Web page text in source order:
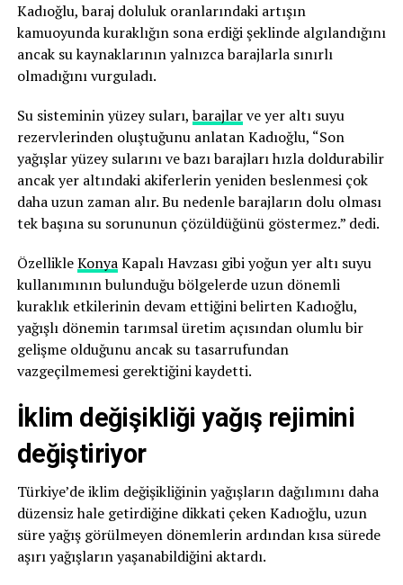
Kadıoğlu, baraj doluluk oranlarındaki artışın
kamuoyunda kuraklığın sona erdiği şeklinde algılandığını
ancak su kaynaklarının yalnızca barajlarla sınırlı
olmadığını vurguladı.
Su sisteminin yüzey suları,barajlarve yer altı suyu
rezervlerinden oluştuğunu anlatan Kadıoğlu, “Son
yağışlar yüzey sularını ve bazı barajları hızla doldurabilir
ancak yer altındaki akiferlerin yeniden beslenmesi çok
daha uzun zaman alır. Bu nedenle barajların dolu olması
tek başına su sorununun çözüldüğünü göstermez.” dedi.
ÖzellikleKonyaKapalı Havzası gibi yoğun yer altı suyu
kullanımının bulunduğu bölgelerde uzun dönemli
kuraklık etkilerinin devam ettiğini belirten Kadıoğlu,
yağışlı dönemin tarımsal üretim açısından olumlu bir
gelişme olduğunu ancak su tasarrufundan
vazgeçilmemesi gerektiğini kaydetti.
İklim değişikliği yağış rejimini
değiştiriyor
Türkiye’de iklim değişikliğinin yağışların dağılımını daha
düzensiz hale getirdiğine dikkati çeken Kadıoğlu, uzun
süre yağış görülmeyen dönemlerin ardından kısa sürede
aşırı yağışların yaşanabildiğini aktardı.